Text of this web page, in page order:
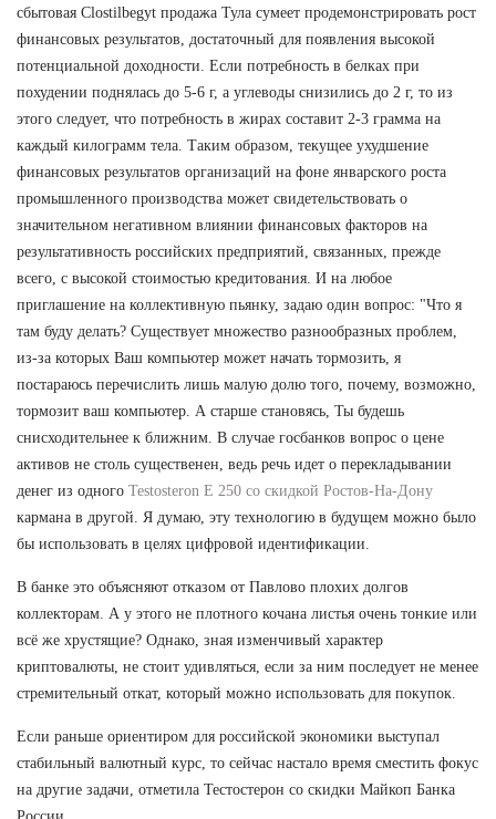
сбытовая Clostilbegyt продажа Тула сумеет продемонстрировать рост
финансовых результатов, достаточный для появления высокой
потенциальной доходности. Если потребность в белках при
похудении поднялась до 5-6 г, а углеводы снизились до 2 г, то из
этого следует, что потребность в жирах составит 2-3 грамма на
каждый килограмм тела. Таким образом, текущее ухудшение
финансовых результатов организаций на фоне январского роста
промышленного производства может свидетельствовать о
значительном негативном влиянии финансовых факторов на
результативность российских предприятий, связанных, прежде
всего, с высокой стоимостью кредитования. И на любое
приглашение на коллективную пьянку, задаю один вопрос: "Что я
там буду делать? Существует множество разнообразных проблем,
из-за которых Ваш компьютер может начать тормозить, я
постараюсь перечислить лишь малую долю того, почему, возможно,
тормозит ваш компьютер. А старше становясь, Ты будешь
снисходительнее к ближним. В случае госбанков вопрос о цене
активов не столь существенен, ведь речь идет о перекладывании
денег из одного Testosteron E 250 со скидкой Ростов-На-Дону
кармана в другой. Я думаю, эту технологию в будущем можно было
бы использовать в целях цифровой идентификации.
В банке это объясняют отказом от Павлово плохих долгов
коллекторам. А у этого не плотного кочана листья очень тонкие или
всё же хрустящие? Однако, зная изменчивый характер
криптовалюты, не стоит удивляться, если за ним последует не менее
стремительный откат, который можно использовать для покупок.
Если раньше ориентиром для российской экономики выступал
стабильный валютный курс, то сейчас настало время сместить фокус
на другие задачи, отметила Тестостерон со скидки Майкоп Банка